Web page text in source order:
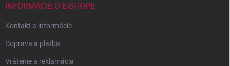
INFORMÁCIE O E-SHOPE
Kontakt a informácie
Doprava a platba
Vrátenie a reklamácia